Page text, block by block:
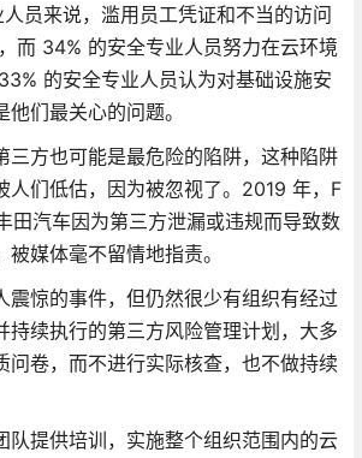
员来说，滥用员工凭证和不当的访问
而 34% 的安全专业人员努力在云环境
的安全专业人员认为对基础设施安
们最关心的问题。
三方也可能是最危险的陷阱，这种陷阱
人们低估，因为被忽视了。2019 年，F
田汽车因为第三方泄漏或违规而导致数
媒体毫不留情地指责。
震惊的事件，但仍然很少有组织有经过
持续执行的第三方风险管理计划，大多
问卷，而不进行实际核查，也不做持续
队提供培训，实施整个组织范围内的云